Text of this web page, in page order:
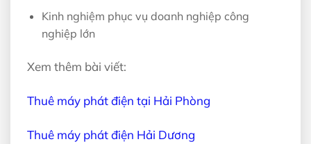
Kinh nghiệm phục vụ doanh nghiệp công
nghiệp lớn
Xem thêm bài viết:
Thuê máy phát điện tại Hải Phòng
Thuê máy phát điện Hải Dương